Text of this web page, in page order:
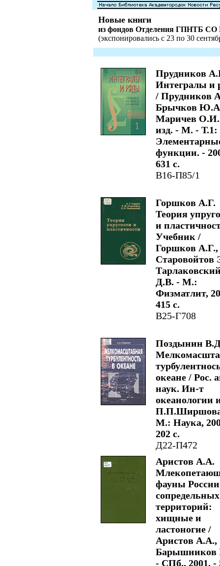
Новые книги
из фондов Отделения ГПНТБ СО
(экспонировались с 23 по 30
Прудников
Интегралы и
/ Прудников
Брычков
Маричев О.И.
изд. - М. - Т.1:
функции. -
631 с.
В16-П85/1
Горшков А.Г.
Теория
и
Учебник /
Горшков А.Г.,
Старовойтов
Д.В. - М.:
Физматлит,
415 с.
В25-Г708
Поздынин
океане / Рос.
наук. Ин-т
океанологии
М.: Наука,
202 с.
Д22-П472
Аристов А.А.
фауны
сопредельных
территорий:
хищные и
ластоногие /
Аристов А.А.,
Барышников
- СПб., 2001. -